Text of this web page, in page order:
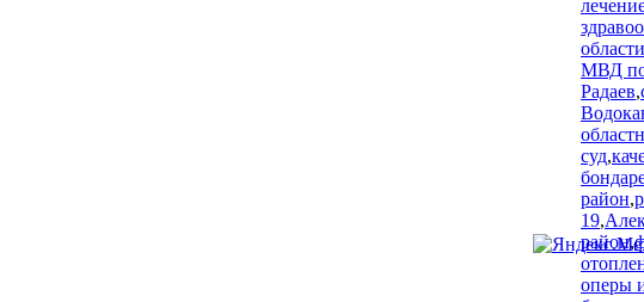
области
МВД по
Радаев,
суд,
район,
19,
район,
оперы